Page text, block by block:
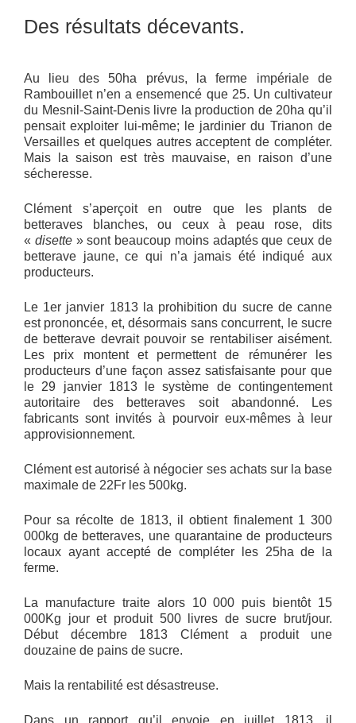
Des résultats décevants.
Au lieu des 50ha prévus, la ferme impériale de
Rambouillet n’en a ensemencé que 25. Un cultivateur
du Mesnil-Saint-Denis livre la production de 20ha qu’il
pensait exploiter lui-même; le jardinier du Trianon de
Versailles et quelques autres acceptent de compléter.
Mais la saison est très mauvaise, en raison d’une
sécheresse.
Clément s’aperçoit en outre que les plants de
betteraves blanches, ou ceux à peau rose, dits
« disette» sont beaucoup moins adaptés que ceux de
betterave jaune, ce qui n’a jamais été indiqué aux
producteurs.
Le 1er janvier 1813 la prohibition du sucre de canne
est prononcée, et, désormais sans concurrent, le sucre
de betterave devrait pouvoir se rentabiliser aisément.
Les prix montent et permettent de rémunérer les
producteurs d’une façon assez satisfaisante pour que
le 29 janvier 1813 le système de contingentement
autoritaire des betteraves soit abandonné. Les
fabricants sont invités à pourvoir eux-mêmes à leur
approvisionnement.
Clément est autorisé à négocier ses achats sur la base
maximale de 22Fr les 500kg.
Pour sa récolte de 1813, il obtient finalement 1 300
000kg de betteraves, une quarantaine de producteurs
locaux ayant accepté de compléter les 25ha de la
ferme.
La manufacture traite alors 10 000 puis bientôt 15
000Kg jour et produit 500 livres de sucre brut/jour.
Début décembre 1813 Clément a produit une
douzaine de pains de sucre.
Mais la rentabilité est désastreuse.
Dans un rapport qu’il envoie en juillet 1813, il